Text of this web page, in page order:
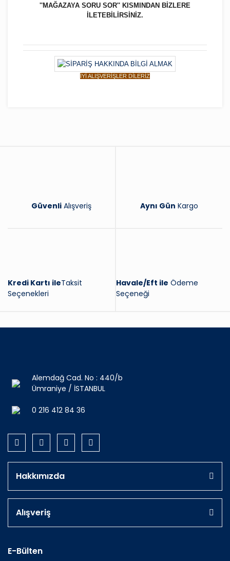
''MAĞAZAYA SORU SOR'' KISMINDAN BİZLERE
İLETEBİLİRSİNİZ.
İYİ ALIŞVERİŞLER DİLERİZ
Güvenli Alışveriş Aynı Gün Kargo
Kredi Kartı ileTaksit
Seçenekleri
Havale/Eft ile Ödeme
Seçeneği
Alemdağ Cad. No : 440/b
Ümraniye / İSTANBUL
0 216 412 84 36
Hakkımızda
Alışveriş
E-Bülten